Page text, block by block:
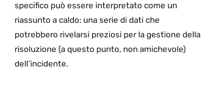
specifico può essere interpretato come un
riassunto a caldo: una serie di dati che
potrebbero rivelarsi preziosi per la gestione della
risoluzione (a questo punto, non amichevole)
dell’incidente.